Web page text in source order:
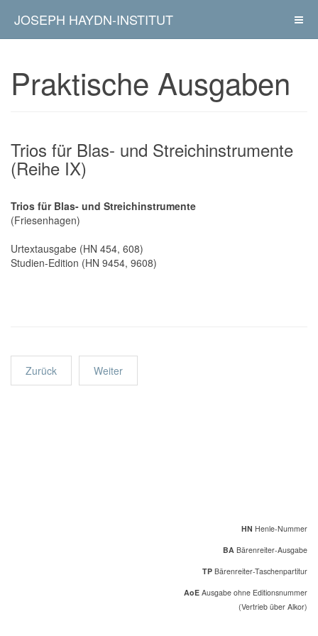
JOSEPH HAYDN-INSTITUT
Praktische Ausgaben
Trios für Blas- und Streichinstrumente
(Reihe IX)
Trios für Blas- und Streichinstrumente
(Friesenhagen)
Urtextausgabe (HN 454, 608)
Studien-Edition (HN 9454, 9608)
Zurück Weiter
HN Henle-Nummer
BA Bärenreiter-Ausgabe
TP Bärenreiter-Taschenpartitur
AoE Ausgabe ohne Editionsnummer
(Vertrieb über Alkor)